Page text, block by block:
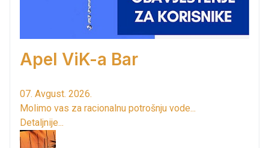
Apel ViK-a Bar
07. Avgust. 2026.
Molimo vas za racionalnu potrošnju vode...
Detaljnije...